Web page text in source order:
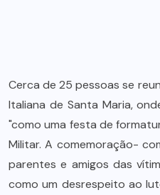
Cerca de 25 pessoas se
Italiana de Santa Maria,
"como uma festa de
Militar. A comemoração-
parentes e amigos das
como um desrespeito ao